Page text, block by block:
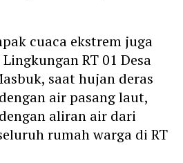
cuaca ekstrem juga
RT 01 Desa
saat hujan deras
air pasang laut,
aliran air dari
rumah warga di RT